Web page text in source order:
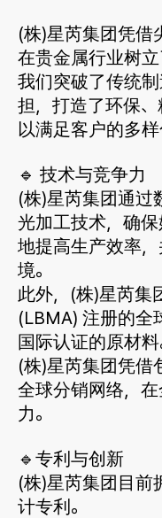
(株)星芮集团凭借
在贵金属行业树立
我们突破了传统
担，打造了环保、
以满足客户的多样
🔹 技术与竞争力
(株)星芮集团通过
光加工技术，确
地提高生产效率
境。
此外，(株)星芮集
(LBMA) 注册的全
国际认证的原材料
(株)星芮集团凭借
全球分销网络，
力。
🔹专利与创新
(株)星芮集团目前
计专利。